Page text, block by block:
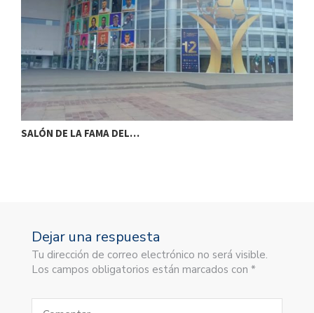
SALÓN DE LA FAMA DEL…
Dejar una respuesta
Tu dirección de correo electrónico no será visible.
Los campos obligatorios están marcados con *